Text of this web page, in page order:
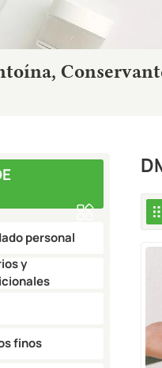
personal
y
finos